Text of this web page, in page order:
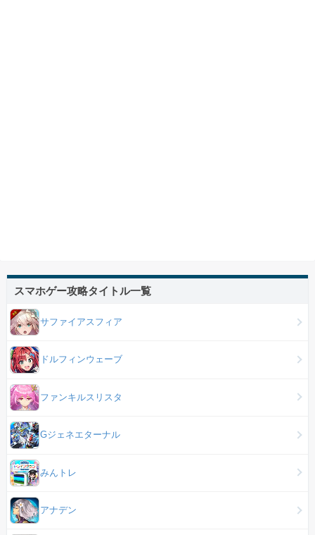
スマホゲー攻略タイトル一覧
サファイアスフィア
ドルフィンウェーブ
ファンキルスリスタ
Gジェネエターナル
みんトレ
アナデン